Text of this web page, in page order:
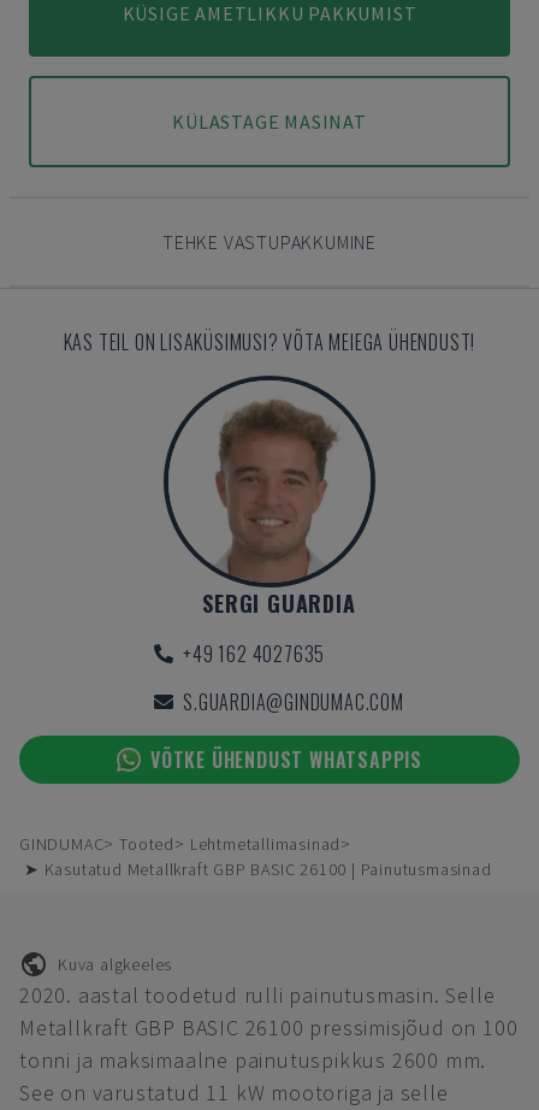
KÜSIGE AMETLIKKU PAKKUMIST
KÜLASTAGE MASINAT
TEHKE VASTUPAKKUMINE
KAS TEIL ON LISAKÜSIMUSI? VÕTA MEIEGA ÜHENDUST!
SERGI GUARDIA
+49 162 4027635
S.GUARDIA@GINDUMAC.COM
VÕTKE ÜHENDUST WHATSAPPIS
GINDUMAC Tooted
Lehtmetallimasinad
➤ Kasutatud Metallkraft GBP BASIC 26100 | Painutusmasinad
Kuva algkeeles
2020. aastal toodetud rulli painutusmasin. Selle
Metallkraft GBP BASIC 26100 pressimisjõud on 100
tonni ja maksimaalne painutuspikkus 2600 mm.
See on varustatud 11 kW mootoriga ja selle